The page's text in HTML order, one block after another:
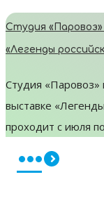
Студия
«Легенды
Студия «Паровоз»
выставке
проходит с июля
•••